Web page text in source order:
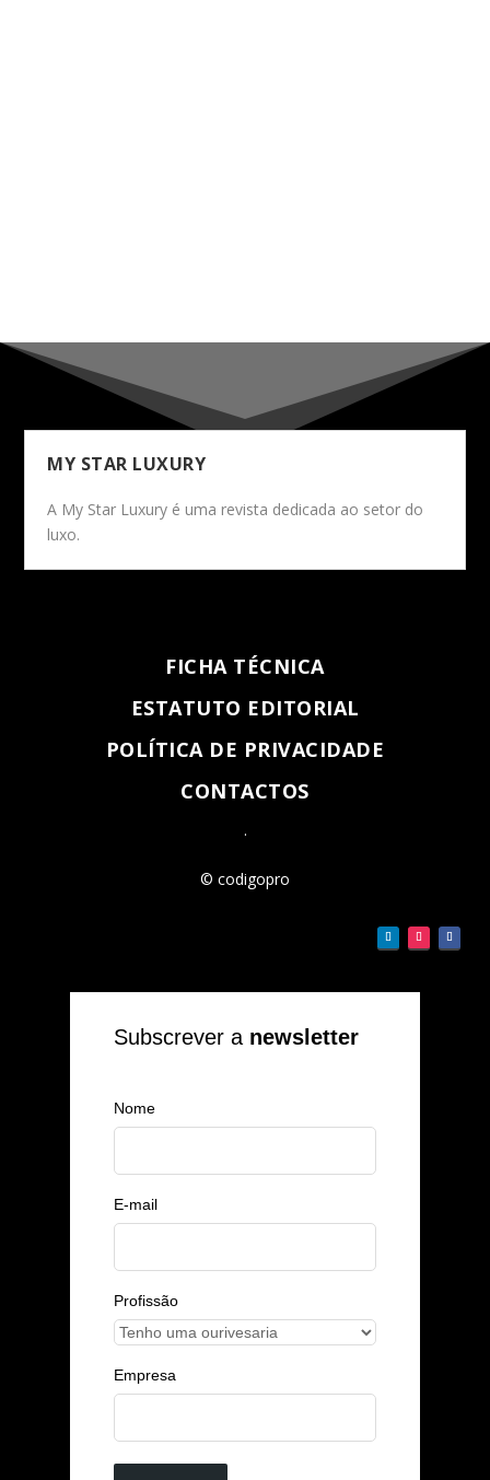
MY STAR LUXURY
A My Star Luxury é uma revista dedicada ao setor do
luxo.
FICHA TÉCNICA
ESTATUTO EDITORIAL
POLÍTICA DE PRIVACIDADE
CONTACTOS
.
© codigopro
Subscrever a newsletter
Nome
E-mail
Profissão
Empresa